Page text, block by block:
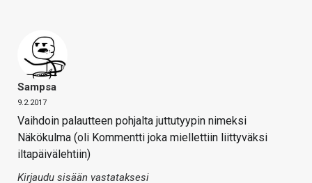
Sampsa
9.2.2017
Vaihdoin palautteen pohjalta juttutyypin nimeksi
Näkökulma (oli Kommentti joka miellettiin liittyväksi
iltapäivälehtiin)
Kirjaudu sisään vastataksesi